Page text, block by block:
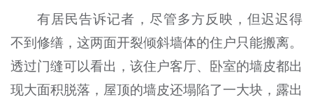
有居民告诉记者，尽管多方反映，但迟迟得
不到修缮，这两面开裂倾斜墙体的住户只能搬离。
透过门缝可以看出，该住户客厅、卧室的墙皮都出
现大面积脱落，屋顶的墙皮还塌陷了一大块，露出